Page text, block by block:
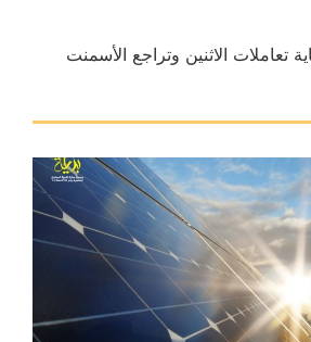
تعاملات الاثنين وتراجع الأسمنت